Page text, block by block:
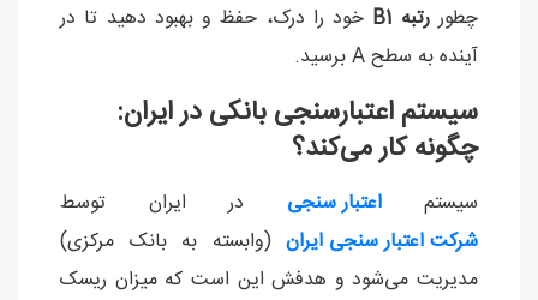
چطوررتبه B1
خود را درک، حفظ و بهبود دهید تا در
آینده به سطح A برسید.
سیستم اعتبارسنجی بانکی در ایران:
چگونه کار می‌کند؟
سیستماعتبار سنجی در ایران توسط
شرکت اعتبار سنجی ایران (وابسته به بانک مرکزی)
مدیریت می‌شود و هدفش این است که میزان ریسک